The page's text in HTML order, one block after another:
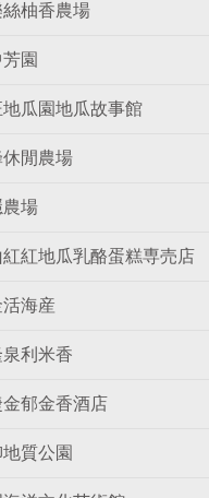
柚香農場
園
瓜園地瓜故事館
閒農場
場
紅地瓜乳酪蛋糕専売店
海産
利米香
郁金香酒店
質公園